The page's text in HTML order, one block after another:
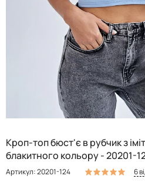
Кроп-топ бюст'є в рубчик з
блакитного кольору - 20201-
Артикул: 20201-124 6